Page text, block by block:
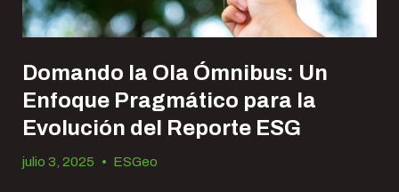
Domando la Ola Ómnibus: Un
Enfoque Pragmático para la
Evolución del Reporte ESG
julio 3, 2025 • ESGeo